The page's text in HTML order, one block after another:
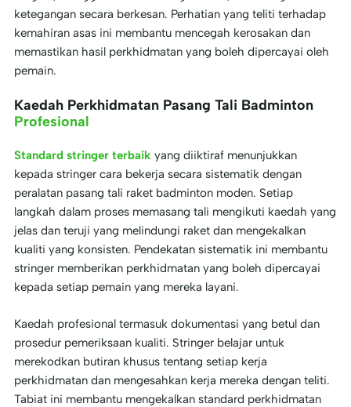
ketegangan secara berkesan. Perhatian yang teliti terhadap
kemahiran asas ini membantu mencegah kerosakan dan
memastikan hasil perkhidmatan yang boleh dipercayai oleh
pemain.
Kaedah Perkhidmatan Pasang Tali Badminton
Profesional
Standard stringer terbaik yang diiktiraf menunjukkan
kepada stringer cara bekerja secara sistematik dengan
peralatan pasang tali raket badminton moden. Setiap
langkah dalam proses memasang tali mengikuti kaedah yang
jelas dan teruji yang melindungi raket dan mengekalkan
kualiti yang konsisten. Pendekatan sistematik ini membantu
stringer memberikan perkhidmatan yang boleh dipercayai
kepada setiap pemain yang mereka layani.
Kaedah profesional termasuk dokumentasi yang betul dan
prosedur pemeriksaan kualiti. Stringer belajar untuk
merekodkan butiran khusus tentang setiap kerja
perkhidmatan dan mengesahkan kerja mereka dengan teliti.
Tabiat ini membantu mengekalkan standard perkhidmatan